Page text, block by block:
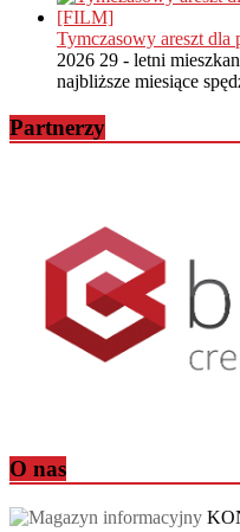
Tymczasowy areszt
2026 29 - letni
najbliższe miesiące
Partnerzy
O nas